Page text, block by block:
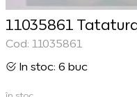
11035861
Cod: 11035861
In stoc: 6 buc